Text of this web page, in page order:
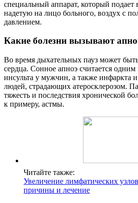
специальный аппарат, который подает
надетую на лицо больного, воздух с
давлением.
Какие болезни вызывают
Во время дыхательных пауз может
сердца. Сонное апноэ считается одним
инсульта у мужчин, а также инфаркта
людей, страдающих атеросклерозом.
тяжесть и последствия хронической
к примеру, астмы.
Читайте также:
Увеличение лимфатических
причины и лечение